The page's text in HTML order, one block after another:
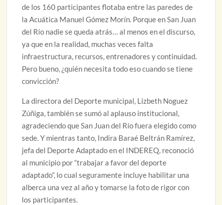
de los 160 participantes flotaba entre las paredes de
la Acuática Manuel Gómez Morín. Porque en San Juan
del Río nadie se queda atrás… al menos en el discurso,
ya que en la realidad, muchas veces falta
infraestructura, recursos, entrenadores y continuidad.
Pero bueno, ¿quién necesita todo eso cuando se tiene
convicción?
La directora del Deporte municipal, Lizbeth Noguez
Zúñiga, también se sumó al aplauso institucional,
agradeciendo que San Juan del Río fuera elegido como
sede. Y mientras tanto, Indira Baraé Beltrán Ramírez,
jefa del Deporte Adaptado en el INDEREQ, reconoció
al municipio por “trabajar a favor del deporte
adaptado”, lo cual seguramente incluye habilitar una
alberca una vez al año y tomarse la foto de rigor con
los participantes.